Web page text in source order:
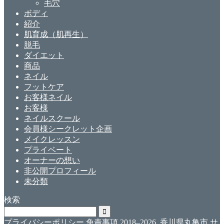
毛穴
ボディ
紹介
肌育成（肌再生）
脱毛
ダイエット
商品
ネイル
フットケア
お客様ネイル
お客様
ネイルスクール
会員様シークレット企画
メイクレッスン
プライベート
オーナーの想い
非公開プロフィール
未分類
検索